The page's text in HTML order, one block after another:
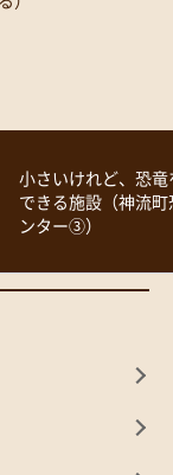
小さいけれど、恐
できる施設（神流
ンター③）